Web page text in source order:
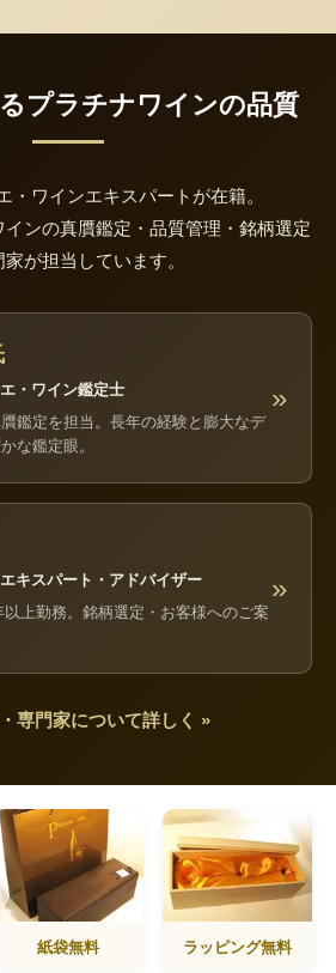
プラチナワインの品質
・ワインエキスパートが在籍。
ンの真贋鑑定・品質管理・銘柄選定
家が担当しています。
・ワイン鑑定士
鑑定を担当。長年の経験と膨大なデ
な鑑定眼。
»
キスパート・アドバイザー
以上勤務。銘柄選定・お客様へのご案
»
専門家について詳しく »
紙袋無料 ラッピング無料